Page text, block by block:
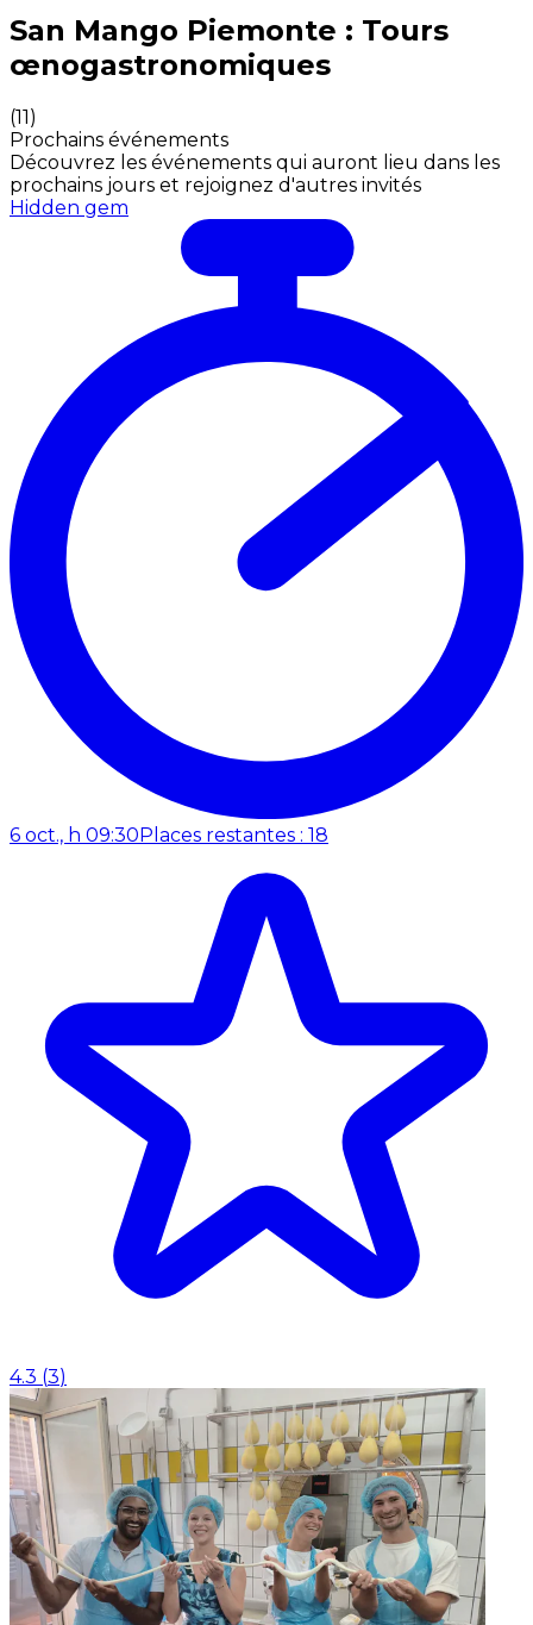
Expériences culinaires inoubliables : Expériences
San Mango Piemonte : Tours
œnogastronomiques
(11)
Prochains événements
Découvrez les événements qui auront lieu dans les
prochains jours et rejoignez d'autres invités
Hidden gem
6 oct., h 09:30 Places restantes : 18
4.3 (3)